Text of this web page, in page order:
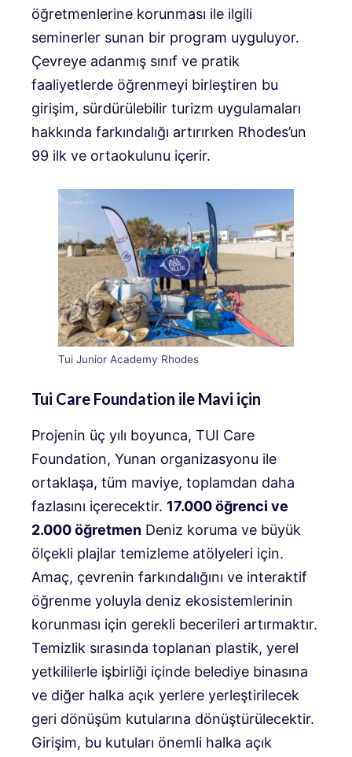
öğretmenlerine korunması ile ilgili
seminerler sunan bir program uyguluyor.
Çevreye adanmış sınıf ve pratik
faaliyetlerde öğrenmeyi birleştiren bu
girişim, sürdürülebilir turizm uygulamaları
hakkında farkındalığı artırırken Rhodes’un
99 ilk ve ortaokulunu içerir.
Tui Junior Academy Rhodes
Tui Care Foundation ile Mavi için
Projenin üç yılı boyunca, TUI Care
Foundation, Yunan organizasyonu ile
ortaklaşa, tüm maviye, toplamdan daha
fazlasını içerecektir. 17.000 öğrenci ve
2.000 öğretmen Deniz koruma ve büyük
ölçekli plajlar temizleme atölyeleri için.
Amaç, çevrenin farkındalığını ve interaktif
öğrenme yoluyla deniz ekosistemlerinin
korunması için gerekli becerileri artırmaktır.
Temizlik sırasında toplanan plastik, yerel
yetkililerle işbirliği içinde belediye binasına
ve diğer halka açık yerlere yerleştirilecek
geri dönüşüm kutularına dönüştürülecektir.
Girişim, bu kutuları önemli halka açık